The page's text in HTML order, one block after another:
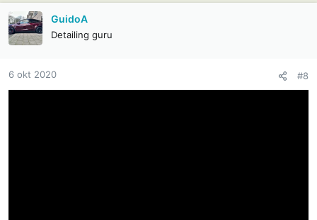
GuidoA
Detailing guru
6 okt 2020 #8